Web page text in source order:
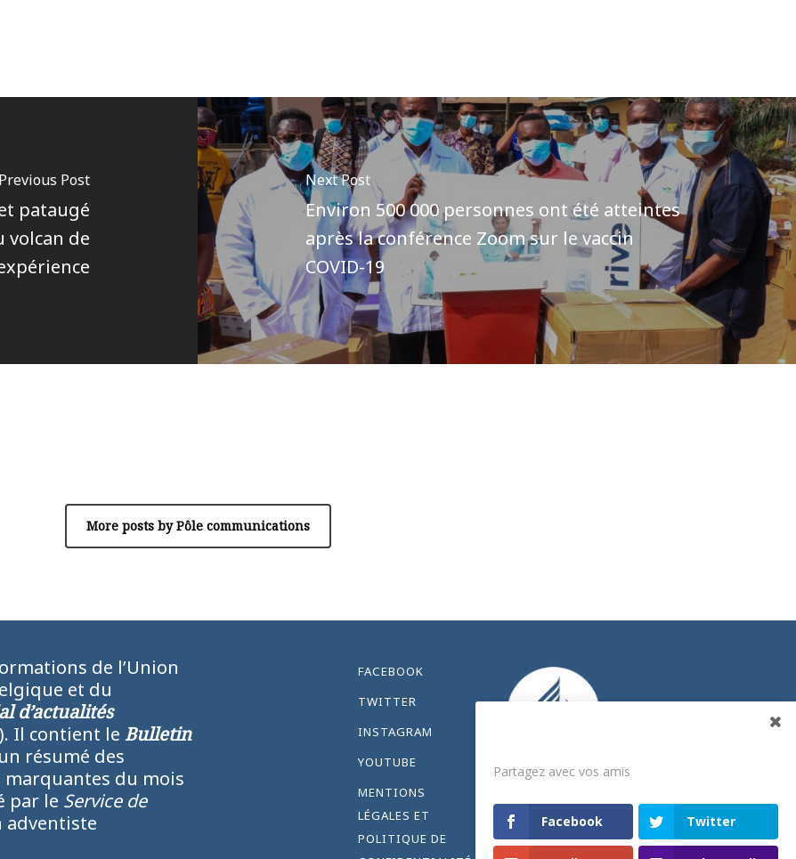
Previous Post
pataugé
volcan de
Next Post
Environ 500 000 personnes ont été atteintes
après la conférence Zoom sur le vaccin
COVID-19
More posts by Pôle communications
de l’Union
et du
d’actualités
). Il contient le Bulletin
résumé des
du mois
par le Service de
adventiste
FACEBOOK
TWITTER
INSTAGRAM
YOUTUBE
MENTIONS
LÉGALES ET
POLITIQUE DE
Partagez avec vos amis
Facebook Twitter